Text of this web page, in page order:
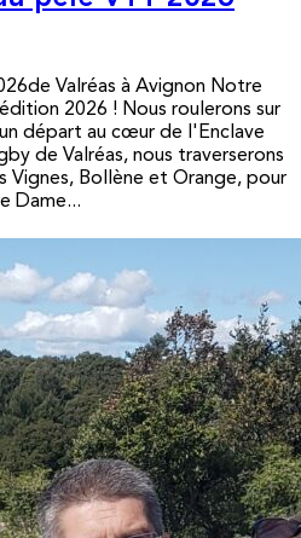
Valréas à Avignon Notre
2026 ! Nous roulerons sur
départ au cœur de l'Enclave
de Valréas, nous traverserons
Vignes, Bollène et Orange, pour
Dame...